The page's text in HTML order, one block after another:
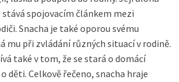
stává spojovacím článkem mezi
Snacha je také oporou svému
mu při zvládání různých situací v rodině.
také v tom, že se stará o domácí
děti. Celkově řečeno, snacha hraje